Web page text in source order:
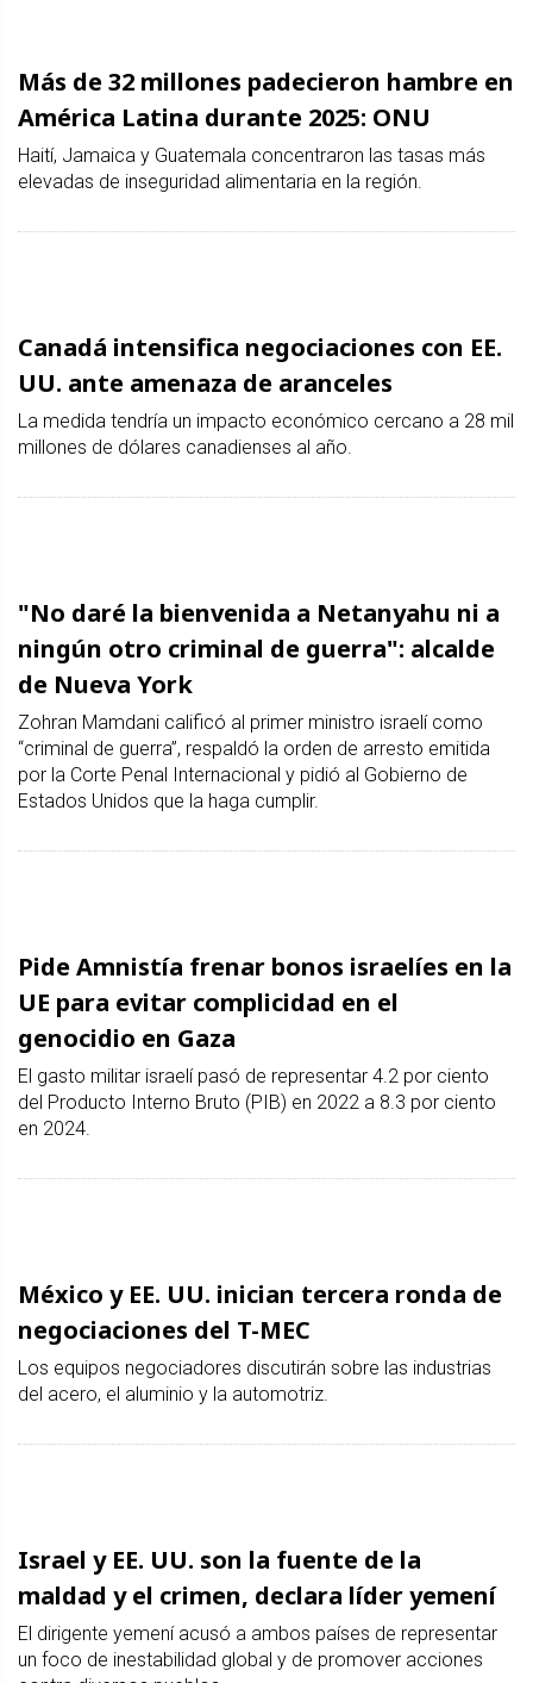
Más de 32 millones padecieron hambre en
América Latina durante 2025: ONU
Haití, Jamaica y Guatemala concentraron las tasas más
elevadas de inseguridad alimentaria en la región.
Canadá intensifica negociaciones con EE.
UU. ante amenaza de aranceles
La medida tendría un impacto económico cercano a 28 mil
millones de dólares canadienses al año.
"No daré la bienvenida a Netanyahu ni a
ningún otro criminal de guerra": alcalde
de Nueva York
Zohran Mamdani calificó al primer ministro israelí como
“criminal de guerra”, respaldó la orden de arresto emitida
por la Corte Penal Internacional y pidió al Gobierno de
Estados Unidos que la haga cumplir.
Pide Amnistía frenar bonos israelíes en la
UE para evitar complicidad en el
genocidio en Gaza
El gasto militar israelí pasó de representar 4.2 por ciento
del Producto Interno Bruto (PIB) en 2022 a 8.3 por ciento
en 2024.
México y EE. UU. inician tercera ronda de
negociaciones del T-MEC
Los equipos negociadores discutirán sobre las industrias
del acero, el aluminio y la automotriz.
Israel y EE. UU. son la fuente de la
maldad y el crimen, declara líder yemení
El dirigente yemení acusó a ambos países de representar
un foco de inestabilidad global y de promover acciones